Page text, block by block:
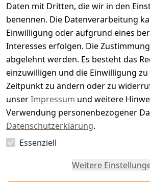
Daten mit Dritten, die wir in den
benennen. Die Datenverarbeitung
Einwilligung oder aufgrund eines
Interesses erfolgen. Die
abgelehnt werden. Es besteht das
einzuwilligen und die Einwilligung
Zeitpunkt zu ändern oder zu
unserImpressum und weitere
Verwendung personenbezogener
Datenschutzerklärung.
Essenziell
Weitere
Vertrag
widerrufen